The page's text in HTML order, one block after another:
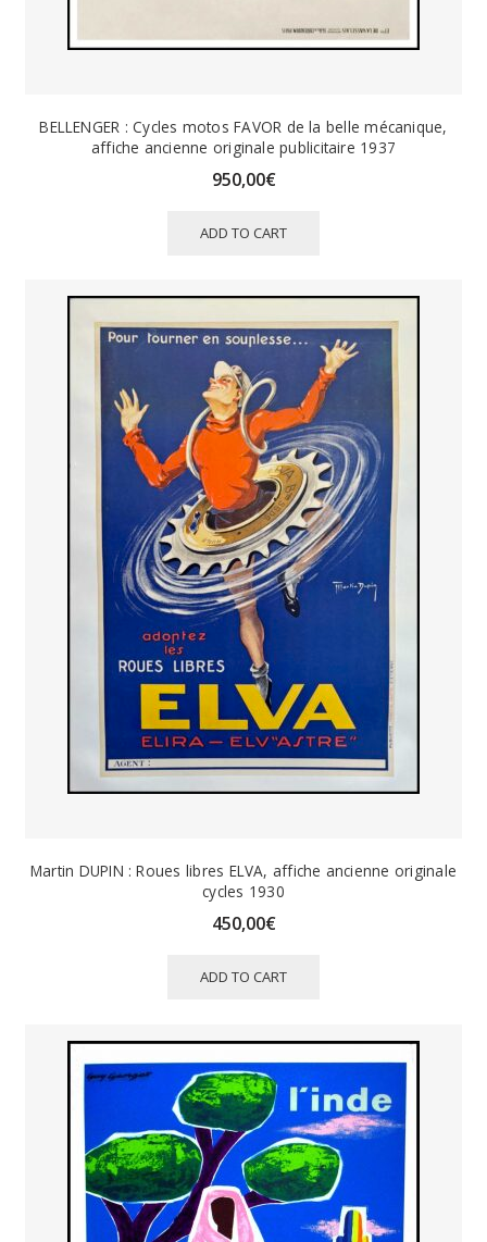
BELLENGER : Cycles motos FAVOR de la belle mécanique,
affiche ancienne originale publicitaire 1937
950,00€
ADD TO CART
Martin DUPIN : Roues libres ELVA, affiche ancienne originale
cycles 1930
450,00€
ADD TO CART